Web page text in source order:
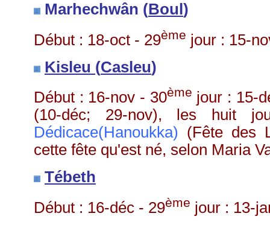
Marhechwân (Boul )
Début : 18-oct - 29ème jour : 15-
Kisleu (Casleu)
Début : 16-nov - 30ème jour : 15-
(10-déc; 29-nov), les huit
Dédicace(Hanoukka) (Fête des
cette fête qu'est né, selon Maria
Tébeth
Début : 16-déc - 29ème jour : 13-